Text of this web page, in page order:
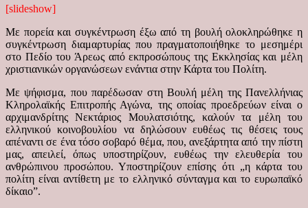
[slideshow]
Με πορεία και συγκέντρωση έξω από τη βουλή ολοκληρώθηκε η
συγκέντρωση διαμαρτυρίας που πραγματοποιήθηκε το μεσημέρι
στο Πεδίο του Άρεως από εκπροσώπους της Εκκλησίας και μέλη
χριστιανικών οργανώσεων ενάντια στην Κάρτα του Πολίτη.
Με ψήφισμα, που παρέδωσαν στη Βουλή μέλη της Πανελλήνιας
Κληρολαϊκής Επιτροπής Αγώνα, της οποίας προεδρεύων είναι ο
αρχιμανδρίτης Νεκτάριος Μουλατσιότης, καλούν τα μέλη του
ελληνικού κοινοβουλίου να δηλώσουν ευθέως τις θέσεις τους
απέναντι σε ένα τόσο σοβαρό θέμα, που, ανεξάρτητα από την πίστη
μας, απειλεί, όπως υποστηρίζουν, ευθέως την ελευθερία του
ανθρώπινου προσώπου. Υποστηρίζουν επίσης ότι „η κάρτα του
πολίτη είναι αντίθετη με το ελληνικό σύνταγμα και το ευρωπαϊκό
δίκαιο”.